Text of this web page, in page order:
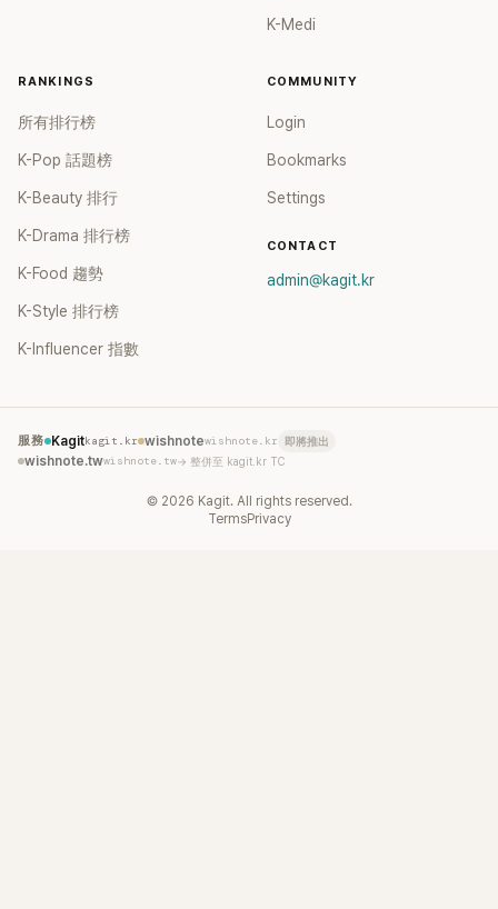
K-Medi
RANKINGS
所有排行榜
K-Pop 話題榜
K-Beauty 排行
K-Drama 排行榜
K-Food 趨勢
K-Style 排行榜
K-Influencer 指數
COMMUNITY
Login
Bookmarks
Settings
CONTACT
admin@kagit.kr
服務 Kagitkagit.kr wishnotewishnote.kr 即將推出
wishnote.twwishnote.tw→ 整併至 kagit.kr TC
© 2026 Kagit. All rights reserved.
TermsPrivacy